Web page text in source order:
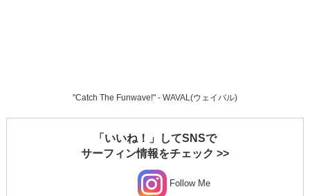
"Catch The Funwave!" - WAVAL(ウェイバル)
「いいね！」してSNSで
サーフィン情報をチェック >>
Follow Me